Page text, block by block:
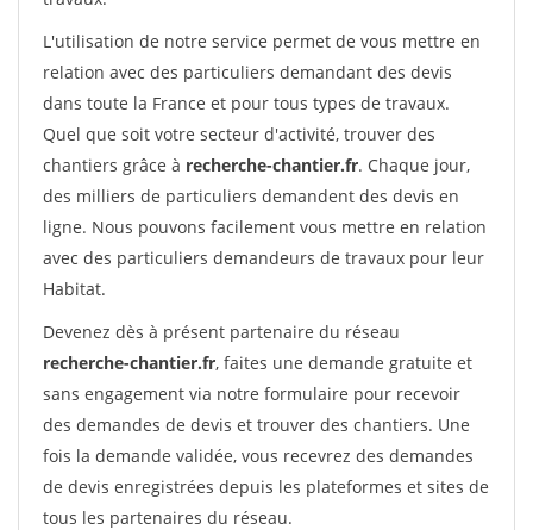
L'utilisation de notre service permet de vous mettre en
relation avec des particuliers demandant des devis
dans toute la France et pour tous types de travaux.
Quel que soit votre secteur d'activité, trouver des
chantiers grâce à recherche-chantier.fr. Chaque jour,
des milliers de particuliers demandent des devis en
ligne. Nous pouvons facilement vous mettre en relation
avec des particuliers demandeurs de travaux pour leur
Habitat.
Devenez dès à présent partenaire du réseau
recherche-chantier.fr, faites une demande gratuite et
sans engagement via notre formulaire pour recevoir
des demandes de devis et trouver des chantiers. Une
fois la demande validée, vous recevrez des demandes
de devis enregistrées depuis les plateformes et sites de
tous les partenaires du réseau.